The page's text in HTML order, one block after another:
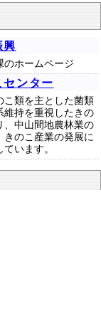
興
のホームページ
センター
こ類を主とした菌類
維持を重視したきの
、中山間地農林業の
のこ産業の発展に
います。